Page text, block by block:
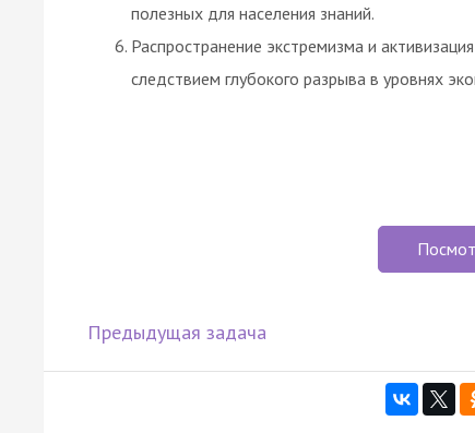
полезных для населения знаний.
Распространение экстремизма и
следствием глубокого разрыва в уровнях
Предыдущая задача